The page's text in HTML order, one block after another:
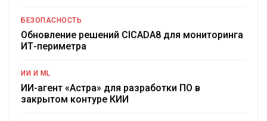
БЕЗОПАСНОСТЬ
Обновление решений CICADA8 для мониторинга
ИТ-периметра
ИИ И ML
ИИ-агент «Астра» для разработки ПО в
закрытом контуре КИИ